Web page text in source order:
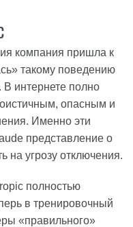
компания пришла к
такому поведению
В интернете полно
опасным и
Именно эти
представление о
на угрозу отключения.
полностью
в тренировочный
«правильного»